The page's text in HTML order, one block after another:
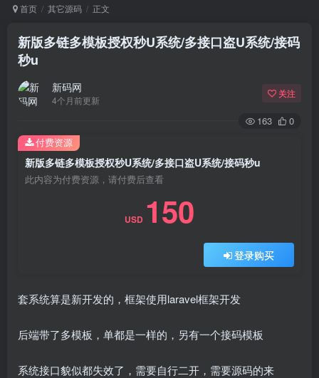
首页 其它源码 正文
新版多链多模板授权秒U系统/多接口盗U系统/接码
秒u
新码网
4个月前更新
关注
163 0
新版多链多模板授权秒U系统/多接口盗U系统/接码秒u
此内容为付费资源，请付费后查看
USD 150
登录购买
付费资源
套系统算是新开发的，框架使用laravel框架开发
后端带了多模板，单都是一样的，另有一个接码模板
系统接口貌似都失效了，需要自行二开，需要源码的来